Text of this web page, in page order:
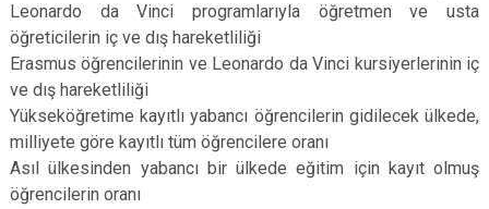
Leonardo da Vinci programlarıyla öğretmen ve usta
öğreticilerin iç ve dış hareketliliği
Erasmus öğrencilerinin ve Leonardo da Vinci kursiyerlerinin iç
ve dış hareketliliği
Yükseköğretime kayıtlı yabancı öğrencilerin gidilecek ülkede,
milliyete göre kayıtlı tüm öğrencilere oranı
Asıl ülkesinden yabancı bir ülkede eğitim için kayıt olmuş
öğrencilerin oranı